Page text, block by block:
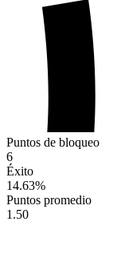
Puntos de bloqueo
6
Éxito
14.63%
Puntos promedio
1.50